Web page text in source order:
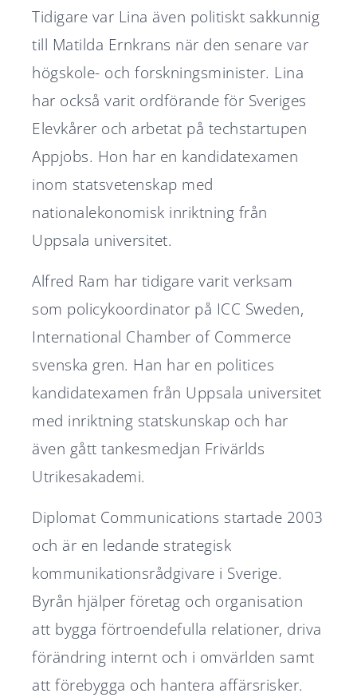
Tidigare var Lina även politiskt sakkunnig
till Matilda Ernkrans när den senare var
högskole- och forskningsminister. Lina
har också varit ordförande för Sveriges
Elevkårer och arbetat på techstartupen
Appjobs. Hon har en kandidatexamen
inom statsvetenskap med
nationalekonomisk inriktning från
Uppsala universitet.
Alfred Ram har tidigare varit verksam
som policykoordinator på ICC Sweden,
International Chamber of Commerce
svenska gren. Han har en politices
kandidatexamen från Uppsala universitet
med inriktning statskunskap och har
även gått tankesmedjan Frivärlds
Utrikesakademi.
Diplomat Communications startade 2003
och är en ledande strategisk
kommunikationsrådgivare i Sverige.
Byrån hjälper företag och organisation
att bygga förtroendefulla relationer, driva
förändring internt och i omvärlden samt
att förebygga och hantera affärsrisker.